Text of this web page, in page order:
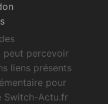
peut percevoir
liens présents
pour
Switch-Actu.fr